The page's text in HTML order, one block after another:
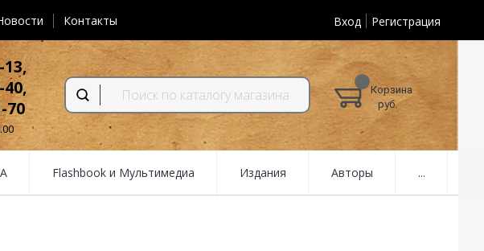
Контакты Вход Регистрация
13,
40,
70
Корзина
руб.
Flashbook и Мультимедиа Издания Авторы ...